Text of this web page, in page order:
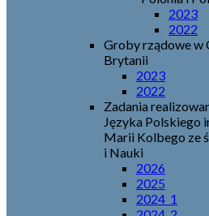
2023
2022
Groby rządowe w
Brytanii
2023
2022
Zadania
Języka Polskiego
Marii Kolbego ze
i Nauki
2026
2025
2024_1